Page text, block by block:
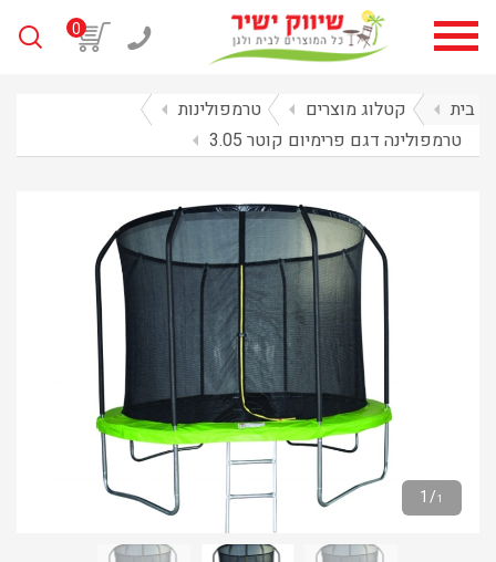
0
בית arrow_left קטלוג מוצרים arrow_left טרמפולינות arrow_left
טרמפולינה דגם פרימיום קוטר 3.05
arrow_left
1/1